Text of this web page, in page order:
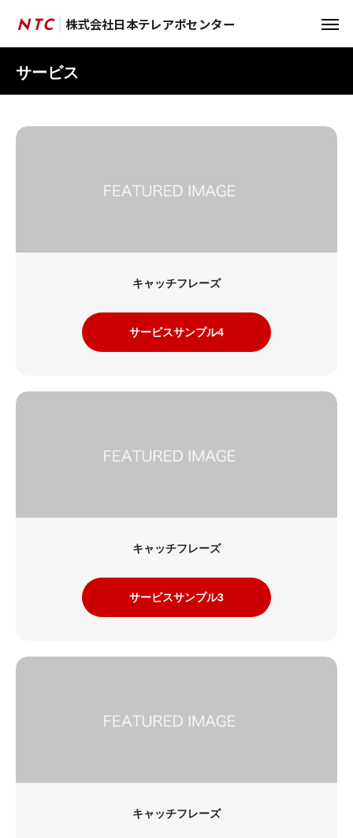
サービス
キャッチフレーズ
サービスサンプル4
キャッチフレーズ
サービスサンプル3
キャッチフレーズ
NTC 株式会社日本テレアポセンター
NTC 株式会社日本テレアポセンター